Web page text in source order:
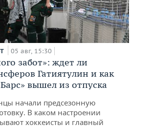
05 авг, 15:30
забот»: ждет ли
Гатиятулин и как
вышел из отпуска
начали предсезонную
В каком настроении
хоккеисты и главный